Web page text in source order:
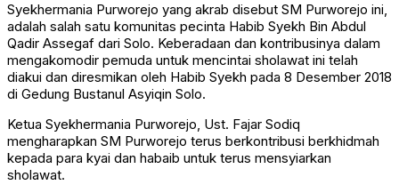
Syekhermania Purworejo yang akrab disebut SM Purworejo ini,
adalah salah satu komunitas pecinta Habib Syekh Bin Abdul
Qadir Assegaf dari Solo. Keberadaan dan kontribusinya dalam
mengakomodir pemuda untuk mencintai sholawat ini telah
diakui dan diresmikan oleh Habib Syekh pada 8 Desember 2018
di Gedung Bustanul Asyiqin Solo.
Ketua Syekhermania Purworejo, Ust. Fajar Sodiq
mengharapkan SM Purworejo terus berkontribusi berkhidmah
kepada para kyai dan habaib untuk terus mensyiarkan
sholawat.